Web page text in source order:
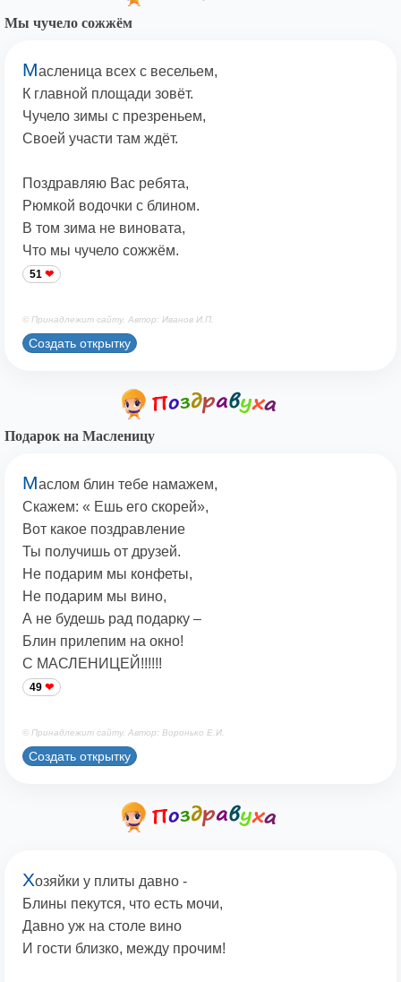
Мы чучело сожжём
Масленица всех с весельем,
К главной площади зовёт.
Чучело зимы с презреньем,
Своей участи там ждёт.
Поздравляю Вас ребята,
Рюмкой водочки с блином.
В том зима не виновата,
Что мы чучело сожжём.
51
© Принадлежит сайту. Автор: Иванов И.П.
Создать открытку
Подарок на Масленицу
Маслом блин тебе намажем,
Скажем: « Ешь его скорей»,
Вот какое поздравление
Ты получишь от друзей.
Не подарим мы конфеты,
Не подарим мы вино,
А не будешь рад подарку –
Блин прилепим на окно!
С МАСЛЕНИЦЕЙ!!!!!!
49
© Принадлежит сайту. Автор: Воронько Е.И.
Создать открытку
Хозяйки у плиты давно -
Блины пекутся, что есть мочи,
Давно уж на столе вино
И гости близко, между прочим!